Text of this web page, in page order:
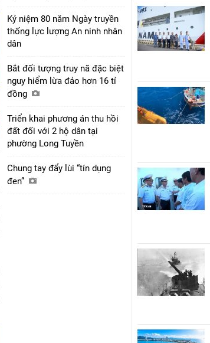
Kỷ niệm 80 năm Ngày truyền
thống lực lượng An ninh nhân
dân
Bắt đối tượng truy nã đặc biệt
nguy hiểm lừa đảo hơn 16 tỉ
đồng
Triển khai phương án thu hồi
đất đối với 2 hộ dân tại
phường Long Tuyền
Chung tay đẩy lùi “tín dụng
đen”